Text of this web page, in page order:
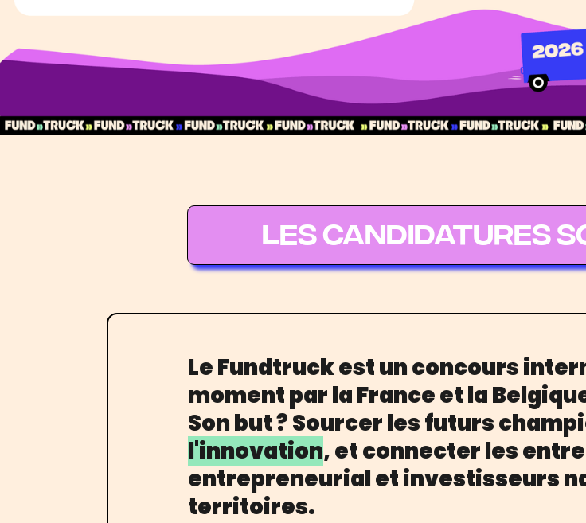
Les Candidatures
Le Fundtruck est un concours
moment par la France et la
Son but ? Sourcer les futurs
l'innovation, et connecter les
entrepreneurial et investisseurs
territoires.